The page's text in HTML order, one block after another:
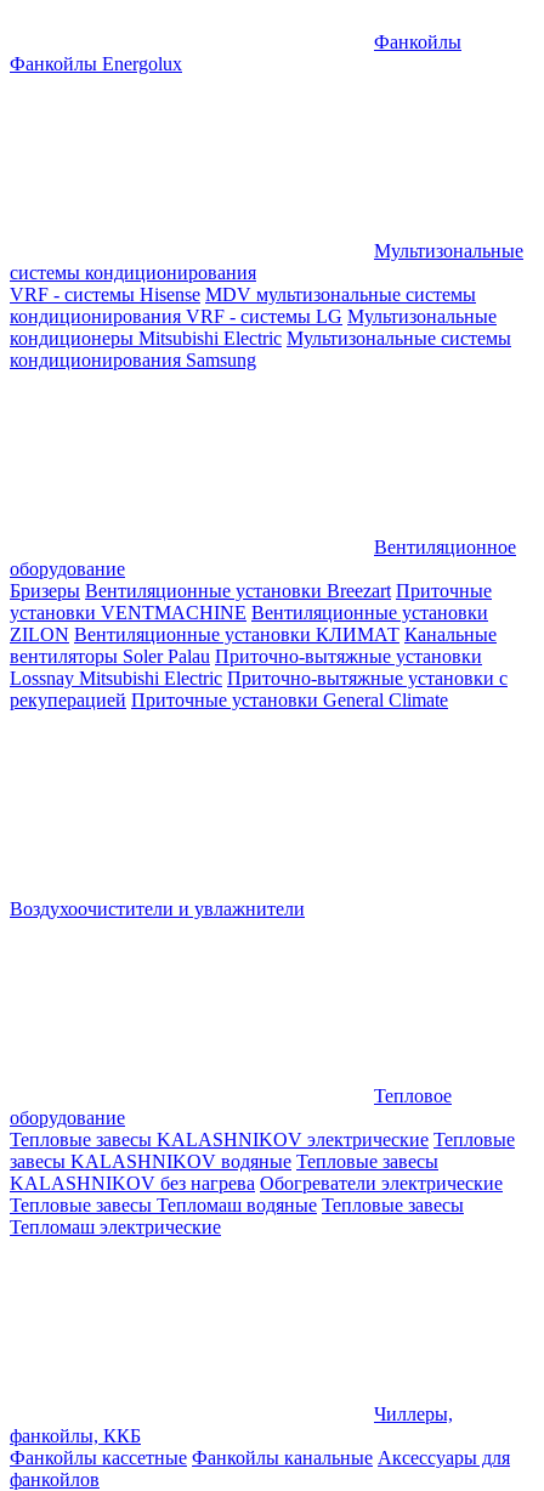
Фанкойлы
Фанкойлы Energolux
Мультизональные
системы кондиционирования
VRF - системы Hisense MDV мультизональные системы
кондиционирования VRF - системы LG Мультизональные
кондиционеры Mitsubishi Electric Мультизональные системы
кондиционирования Samsung
Вентиляционное
оборудование
Бризеры Вентиляционные установки Breezart Приточные
установки VENTMACHINE Вентиляционные установки
ZILON Вентиляционные установки КЛИМАТ Канальные
вентиляторы Soler Palau Приточно-вытяжные установки
Lossnay Mitsubishi Electric Приточно-вытяжные установки с
рекуперацией Приточные установки General Climate
Воздухоочистители и увлажнители
Тепловое
оборудование
Тепловые завесы KALASHNIKOV электрические Тепловые
завесы KALASHNIKOV водяные Тепловые завесы
KALASHNIKOV без нагрева Обогреватели электрические
Тепловые завесы Тепломаш водяные Тепловые завесы
Тепломаш электрические
Чиллеры,
фанкойлы, ККБ
Фанкойлы кассетные Фанкойлы канальные Аксессуары для
фанкойлов